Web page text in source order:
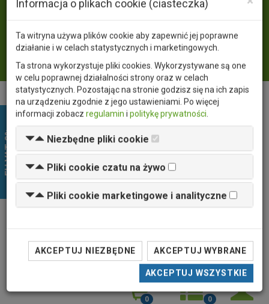
Waluta
PLN USD EUR
Zaloguj się
0 0
Ta witryna używa plików cookie aby zapewnić jej poprawne
działanie i w celach statystycznych i marketingowych.
Ta strona wykorzystuje pliki cookies. Wykorzystywane są one
w celu poprawnej działalności strony oraz w celach
statystycznych. Pozostając na stronie godzisz się na ich zapis
na urządzeniu zgodnie z jego ustawieniami. Po więcej
informacji zobacz
regulamin politykę prywatności
AKCEPTUJ WYBRANE
AKCEPTUJ WSZYSTKIE
EU VAT 0%